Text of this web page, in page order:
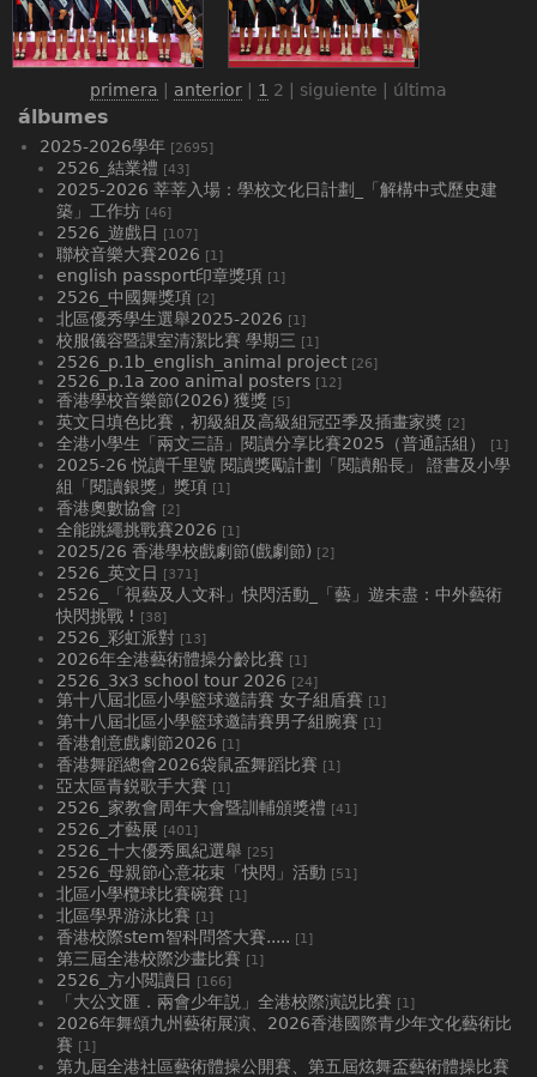
primera | anterior | 1 2 | siguiente | última
álbumes
2025-2026學年 [2695]
2526_結業禮 [43]
2025-2026 莘莘入場：學校文化日計劃_「解構中式歷史建
築」工作坊 [46]
2526_遊戲日 [107]
聯校音樂大賽2026 [1]
english passport印章獎項 [1]
2526_中國舞獎項 [2]
北區優秀學生選舉2025-2026 [1]
校服儀容暨課室清潔比賽 學期三 [1]
2526_p.1b_english_animal project [26]
2526_p.1a zoo animal posters [12]
香港學校音樂節(2026) 獲獎 [5]
英文日填色比賽，初級組及高級組冠亞季及插畫家奬 [2]
全港小學生「兩文三語」閱讀分享比賽2025（普通話組） [1]
2025-26 悦讀千里號 閱讀獎勵計劃「閱讀船長」 證書及小學
組「閱讀銀獎」獎項 [1]
香港奧數協會 [2]
全能跳繩挑戰賽2026 [1]
2025/26 香港學校戲劇節(戲劇節) [2]
2526_英文日 [371]
2526_「視藝及人文科」快閃活動_「藝」遊未盡：中外藝術
快閃挑戰 ! [38]
2526_彩虹派對 [13]
2026年全港藝術體操分齡比賽 [1]
2526_3x3 school tour 2026 [24]
第十八屆北區小學籃球邀請賽 女子組盾賽 [1]
第十八屆北區小學籃球邀請賽男子組腕賽 [1]
香港創意戲劇節2026 [1]
香港舞蹈總會2026袋鼠盃舞蹈比賽 [1]
亞太區青鋭歌手大賽 [1]
2526_家教會周年大會暨訓輔頒獎禮 [41]
2526_才藝展 [401]
2526_十大優秀風紀選舉 [25]
2526_母親節心意花束「快閃」活動 [51]
北區小學欖球比賽碗賽 [1]
北區學界游泳比賽 [1]
香港校際stem智科問答大賽..... [1]
第三屆全港校際沙畫比賽 [1]
2526_方小閲讀日 [166]
「大公文匯．兩會少年説」全港校際演説比賽 [1]
2026年舞頌九州藝術展演、2026香港國際青少年文化藝術比
賽 [1]
第九屆全港社區藝術體操公開賽、第五屆炫舞盃藝術體操比賽